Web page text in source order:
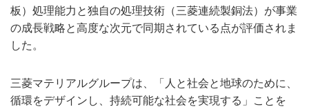
板）処理能力と独自の処理技術（三菱連続製銅法）が事業
の成長戦略と高度な次元で同期されている点が評価されま
した。
三菱マテリアルグループは、「人と社会と地球のために、
循環をデザインし、持続可能な社会を実現する」ことを